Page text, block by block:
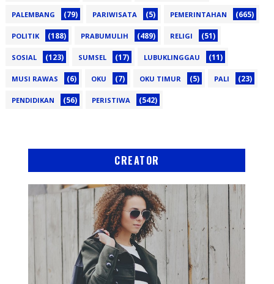
PALEMBANG (79) PARIWISATA (5) PEMERINTAHAN (665)
POLITIK (188) PRABUMULIH (489) RELIGI (51)
SOSIAL (123) SUMSEL (17) LUBUKLINGGAU (11)
MUSI RAWAS (6) OKU (7) OKU TIMUR (5) PALI (23)
PENDIDIKAN (56) PERISTIWA (542)
CREATOR